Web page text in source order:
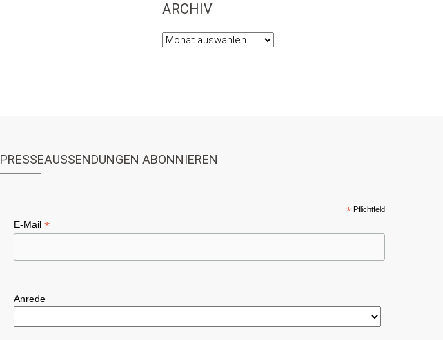
ARCHIV
Archiv
PRESSEAUSSENDUNGEN ABONNIEREN
*Pflichtfeld
E-Mail *
Anrede